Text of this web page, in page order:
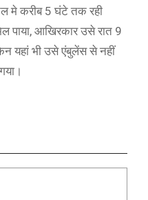
मे करीब 5 घंटे तक रही
पाया, आखिरकार उसे रात 9
यहां भी उसे एंबुलेंस से नहीं